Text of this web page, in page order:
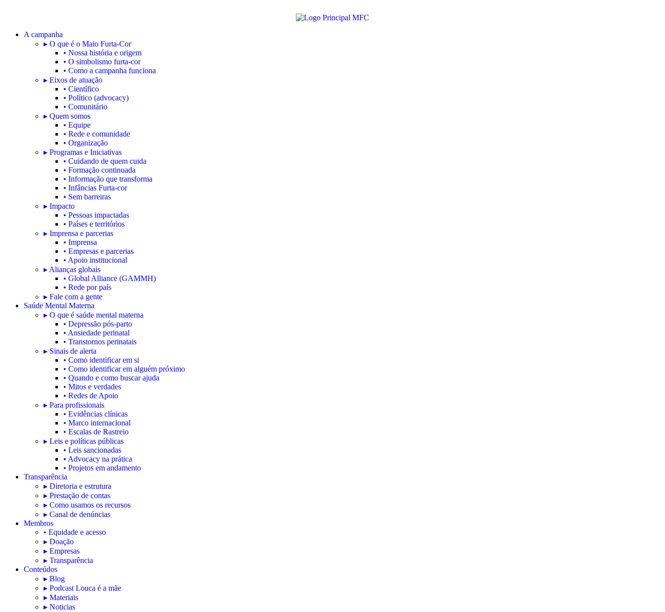
A campanha
▸ O que é o Maio Furta-Cor
• Nossa história e origem
• O simbolismo furta-cor
• Como a campanha funciona
▸ Eixos de atuação
• Científico
• Político (advocacy)
• Comunitário
▸ Quem somos
• Equipe
• Rede e comunidade
• Organização
▸ Programas e Iniciativas
• Cuidando de quem cuida
• Formação continuada
• Informação que transforma
• Infâncias Furta-cor
• Sem barreiras
▸ Impacto
• Pessoas impactadas
• Países e territórios
▸ Imprensa e parcerias
• Imprensa
• Empresas e parcerias
• Apoio institucional
▸ Alianças globais
• Global Alliance (GAMMH)
• Rede por país
▸ Fale com a gente
Saúde Mental Materna
▸ O que é saúde mental materna
• Depressão pós-parto
• Ansiedade perinatal
• Transtornos perinatais
▸ Sinais de alerta
• Como identificar em si
• Como identificar em alguém próximo
• Quando e como buscar ajuda
• Mitos e verdades
• Redes de Apoio
▸ Para profissionais
• Evidências clínicas
• Marco internacional
• Escalas de Rastreio
▸ Leis e políticas públicas
• Leis sancionadas
• Advocacy na prática
• Projetos em andamento
Transparência
▸ Diretoria e estrutura
▸ Prestação de contas
▸ Como usamos os recursos
▸ Canal de denúncias
Membros
• Equidade e acesso
▸ Doação
▸ Empresas
▸ Transparência
Conteúdos
▸ Blog
▸ Podcast Louca é a mãe
▸ Materiais
▸ Noticias